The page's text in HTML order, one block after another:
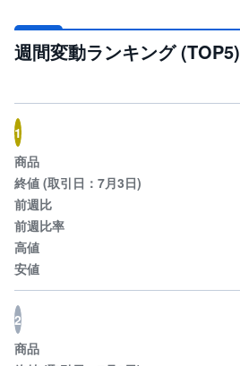
信
託
お
ま
か
せ
投
資
PICK
UP
シ
ョ
週間変動ランキング (TOP5)
1
2